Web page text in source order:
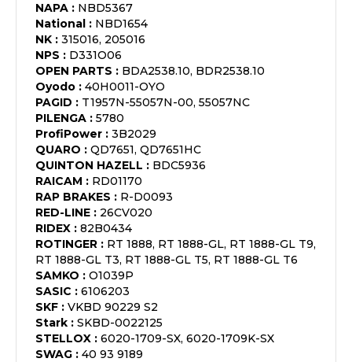
NAPA : NBD5367
National : NBD1654
NK : 315016, 205016
NPS : D331O06
OPEN PARTS : BDA2538.10, BDR2538.10
Oyodo : 40H0011-OYO
PAGID : T1957N-55057N-00, 55057NC
PILENGA : 5780
ProfiPower : 3B2029
QUARO : QD7651, QD7651HC
QUINTON HAZELL : BDC5936
RAICAM : RD01170
RAP BRAKES : R-D0093
RED-LINE : 26CV020
RIDEX : 82B0434
ROTINGER : RT 1888, RT 1888-GL, RT 1888-GL T9,
RT 1888-GL T3, RT 1888-GL T5, RT 1888-GL T6
SAMKO : O1039P
SASIC : 6106203
SKF : VKBD 90229 S2
Stark : SKBD-0022125
STELLOX : 6020-1709-SX, 6020-1709K-SX
SWAG : 40 93 9189